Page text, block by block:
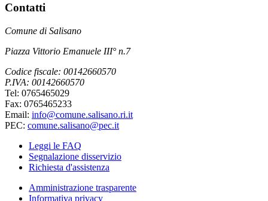
Contatti
Comune di Salisano
Piazza Vittorio Emanuele III° n.7
Codice fiscale: 00142660570
P.IVA: 00142660570
Tel: 0765465029
Fax: 0765465233
Email: info@comune.salisano.ri.it
PEC: comune.salisano@pec.it
Leggi le FAQ
Segnalazione disservizio
Richiesta d'assistenza
Amministrazione trasparente
Informativa privacy